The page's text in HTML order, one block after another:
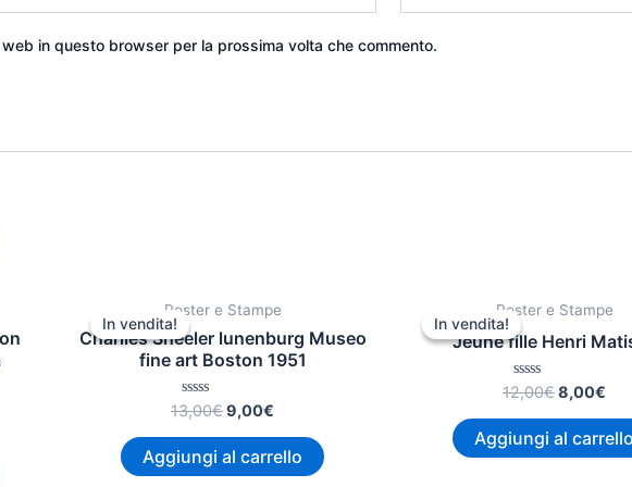
in questo browser per la prossima volta che commento.
In vendita!
In vendita!
Poster e Stampe
Charlies Sheeler lunenburg Museo
fine art Boston 1951
Valutato
0
su
5
13,00€
prezzo
originale
era:
13,00€.
9,00€
prezzo
attuale
è:
Aggiungi al carrello
In vendita!
In vendita!
Poster e Stampe
Jeune fille Henri
Valutato
0
su
5
12,00€
prezzo
originale
era:
8,00€
è:
Aggiungi al carrello